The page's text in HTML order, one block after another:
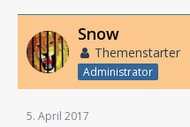
Snow
Themenstarter
Administrator
5. April 2017